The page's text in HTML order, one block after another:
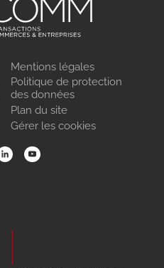
Mentions légales
Politique de protection
des données
Plan du site
Gérer les cookies